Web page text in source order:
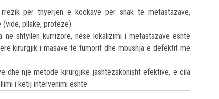
për thyerjen e kockave për shak të metastazave,
pllakë, protezë).
në shtyllën kurrizore, nëse lokalizimi i metastazave është
kirurgjik i masave të tumorit dhe mbushja e defektit me
dhe një metodë kirurgjike jashtëzakonisht efektive, e cila
i këtij intervenimi është